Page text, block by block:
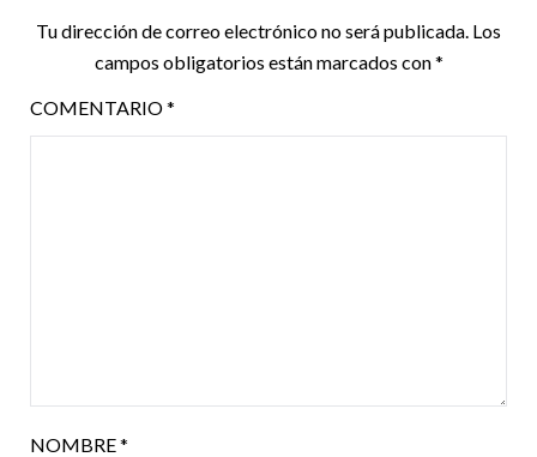
Tu dirección de correo electrónico no será publicada. Los
campos obligatorios están marcados con*
COMENTARIO*
NOMBRE*